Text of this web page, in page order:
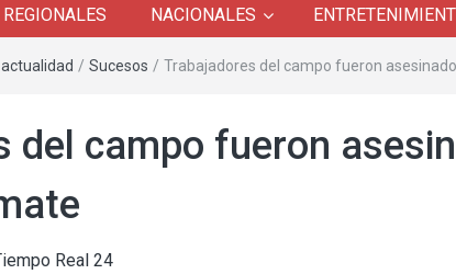
REGIONALES NACIONALES
/ Sucesos / Trabajadores del campo fueron
del campo fueron
Real 24